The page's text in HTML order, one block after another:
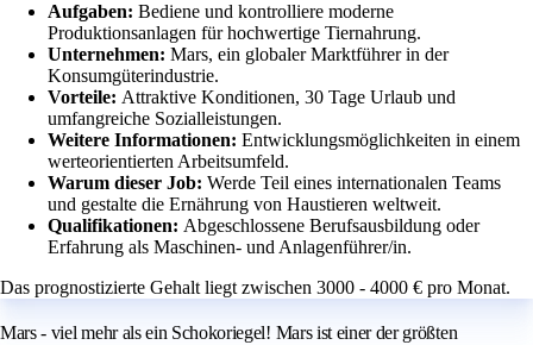
Aufgaben: Bediene und kontrolliere moderne
Produktionsanlagen für hochwertige Tiernahrung.
Unternehmen: Mars, ein globaler Marktführer in der
Konsumgüterindustrie.
Vorteile: Attraktive Konditionen, 30 Tage Urlaub und
umfangreiche Sozialleistungen.
Weitere Informationen: Entwicklungsmöglichkeiten in einem
werteorientierten Arbeitsumfeld.
Warum dieser Job: Werde Teil eines internationalen Teams
und gestalte die Ernährung von Haustieren weltweit.
Qualifikationen: Abgeschlossene Berufsausbildung oder
Erfahrung als Maschinen- und Anlagenführer/in.
Das prognostizierte Gehalt liegt zwischen 3000 - 4000 € pro Monat.
Mars - viel mehr als ein Schokoriegel! Mars ist einer der größten